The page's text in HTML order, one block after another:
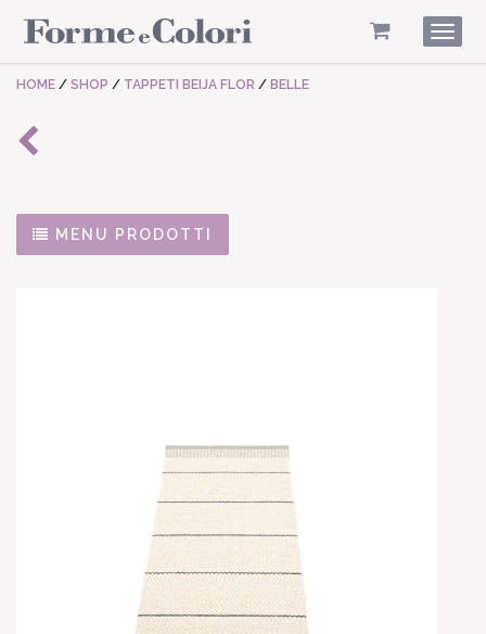
HOME / SHOP / TAPPETI BEIJA FLOR / BELLE
MENU PRODOTTI